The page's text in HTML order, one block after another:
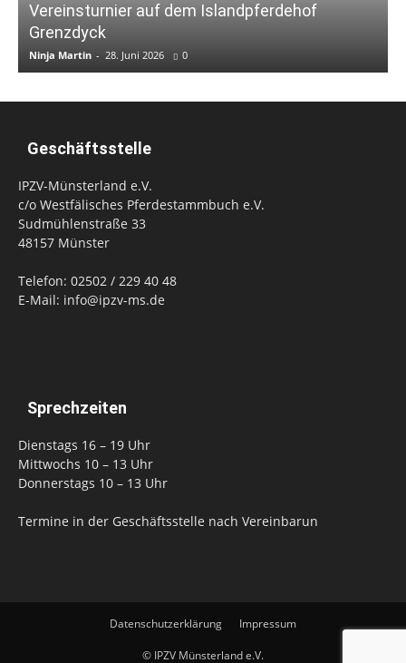
Vereinsturnier auf dem Islandpferdehof
Grenzdyck
Ninja Martin - 28. Juni 2026 0
Geschäftsstelle
IPZV-Münsterland e.V.
c/o Westfälisches Pferdestammbuch e.V.
Sudmühlenstraße 33
48157 Münster
Telefon: 02502 / 229 40 48
E-Mail: info@ipzv-ms.de
Sprechzeiten
Dienstags 16 – 19 Uhr
Mittwochs 10 – 13 Uhr
Donnerstags 10 – 13 Uhr
Termine in der Geschäftsstelle nach Vereinbarun
Datenschutzerklärung Impressum
© IPZV Münsterland e.V.